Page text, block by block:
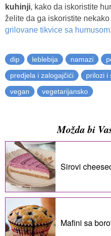
kuhinji, kako da iskoristite
želite da ga iskoristite
grilovane tikvice sa humusom.
dip leblebija namazi
predjela i zalogajčići
prilozi i
vegan
vegetarijansko
Možda bi
Sirovi
Mafini sa